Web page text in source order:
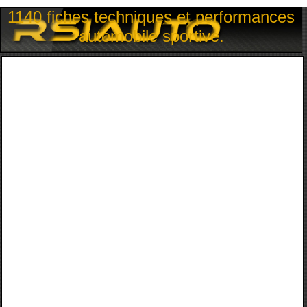
1140 fiches techniques et performances
automobile sportive.